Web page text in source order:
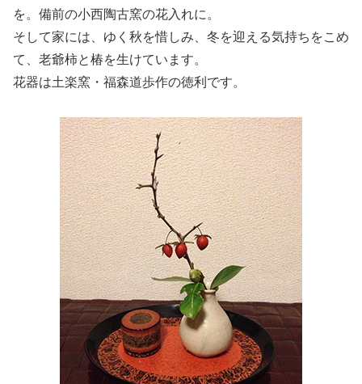
を。備前の小西陶古窯の花入れに。
そして家には、ゆく秋を惜しみ、冬を迎える気持ちをこめ
て、老爺柿と椿を生けています。
花器は土楽窯・福森道歩作の徳利です。